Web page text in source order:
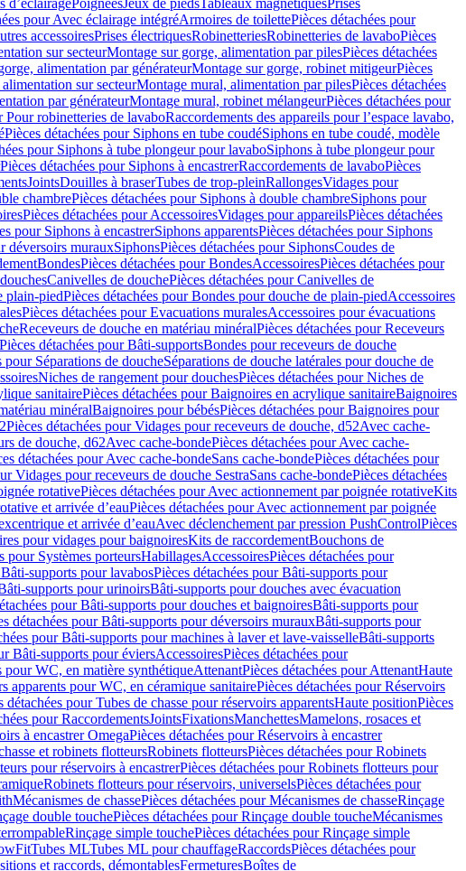
d’éclairagePoignéesJeux de piedsTableaux magnétiquesPrises
pour Avec éclairage intégréArmoires de toilettePièces détachées pour
accessoiresPrises électriquesRobinetteriesRobinetteries de lavaboPièces
sur secteurMontage sur gorge, alimentation par pilesPièces détachées
alimentation par générateurMontage sur gorge, robinet mitigeurPièces
sur secteurMontage mural, alimentation par pilesPièces détachées
par générateurMontage mural, robinet mélangeurPièces détachées pour
Pour robinetteries de lavaboRaccordements des appareils pour l’espace lavabo,
Pièces détachées pour Siphons en tube coudéSiphons en tube coudé, modèle
pour Siphons à tube plongeur pour lavaboSiphons à tube plongeur pour
Pièces détachées pour Siphons à encastrerRaccordements de lavaboPièces
JointsDouilles à braserTubes de trop-pleinRallongesVidages pour
chambrePièces détachées pour Siphons à double chambreSiphons pour
Pièces détachées pour AccessoiresVidages pour appareilsPièces détachées
pour Siphons à encastrerSiphons apparentsPièces détachées pour Siphons
déversoirs murauxSiphonsPièces détachées pour SiphonsCoudes de
BondesPièces détachées pour BondesAccessoiresPièces détachées pour
Canivelles de douchePièces détachées pour Canivelles de
plain-piedPièces détachées pour Bondes pour douche de plain-piedAccessoires
Pièces détachées pour Evacuations muralesAccessoires pour évacuations
Receveurs de douche en matériau minéralPièces détachées pour Receveurs
Pièces détachées pour Bâti-supportsBondes pour receveurs de douche
pour Séparations de doucheSéparations de douche latérales pour douche de
Niches de rangement pour douchesPièces détachées pour Niches de
sanitairePièces détachées pour Baignoires en acrylique sanitaireBaignoires
minéralBaignoires pour bébésPièces détachées pour Baignoires pour
Pièces détachées pour Vidages pour receveurs de douche, d52Avec cache-
de douche, d62Avec cache-bondePièces détachées pour Avec cache-
détachées pour Avec cache-bondeSans cache-bondePièces détachées pour
Vidages pour receveurs de douche SestraSans cache-bondePièces détachées
rotativePièces détachées pour Avec actionnement par poignée rotativeKits
et arrivée d’eauPièces détachées pour Avec actionnement par poignée
et arrivée d’eauAvec déclenchement par pression PushControlPièces
pour vidages pour baignoiresKits de raccordementBouchons de
pour Systèmes porteursHabillagesAccessoiresPièces détachées pour
Bâti-supports pour lavabosPièces détachées pour Bâti-supports pour
supports pour urinoirsBâti-supports pour douches avec évacuation
pour Bâti-supports pour douches et baignoiresBâti-supports pour
détachées pour Bâti-supports pour déversoirs murauxBâti-supports pour
pour Bâti-supports pour machines à laver et lave-vaisselleBâti-supports
Bâti-supports pour éviersAccessoiresPièces détachées pour
pour WC, en matière synthétiqueAttenantPièces détachées pour AttenantHaute
apparents pour WC, en céramique sanitairePièces détachées pour Réservoirs
détachées pour Tubes de chasse pour réservoirs apparentsHaute positionPièces
pour RaccordementsJointsFixationsManchettesMamelons, rosaces et
à encastrer OmegaPièces détachées pour Réservoirs à encastrer
et robinets flotteursRobinets flotteursPièces détachées pour Robinets
pour réservoirs à encastrerPièces détachées pour Robinets flotteurs pour
Robinets flotteurs pour réservoirs, universelsPièces détachées pour
Mécanismes de chassePièces détachées pour Mécanismes de chasseRinçage
double touchePièces détachées pour Rinçage double toucheMécanismes
Rinçage simple touchePièces détachées pour Rinçage simple
Tubes MLTubes ML pour chauffageRaccordsPièces détachées pour
et raccords, démontablesFermeturesBoîtes de